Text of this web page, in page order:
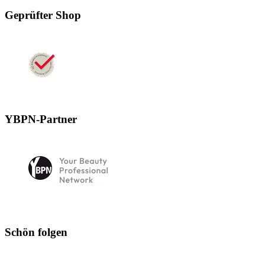
Geprüfter Shop
YBPN-Partner
Schön folgen